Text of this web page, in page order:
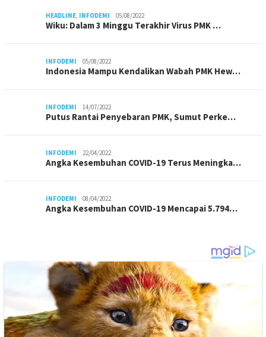
HEADLINE INFODEMI 05/08/2022
Wiku: Dalam 3 Minggu Terakhir Virus PMK …
INFODEMI 05/08/2022
Indonesia Mampu Kendalikan Wabah PMK Hew…
INFODEMI 14/07/2022
Putus Rantai Penyebaran PMK, Sumut Perke…
INFODEMI 22/04/2022
Angka Kesembuhan COVID-19 Terus Meningka…
INFODEMI 08/04/2022
Angka Kesembuhan COVID-19 Mencapai 5.794…